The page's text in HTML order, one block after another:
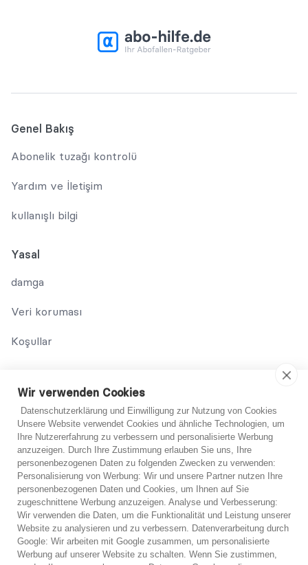
Emin değil?
Emin değilseniz uzmanlarımızdan birinden ücretsiz
telefon danışmanlığı alabilirsiniz.
Genel Bakış
Abonelik tuzağı kontrolü
Yardım ve İletişim
kullanışlı bilgi
Yasal
damga
Veri koruması
Koşullar
02131 708 42 70
support@abo-hilfe.de
© 2021 abo-hilfe.de
*Not: abo-hilfe.de bilgilendirici bir web sitesi olarak hizmet
vermektedir. Tüketici, tüketicinin korunması konusunda bilgi ve
ipuçları ve püf noktaları alır. Bilgi tüketiciye iletilebilir ve anket
Wir verwenden Cookies
Datenschutzerklärung und Einwilligung zur Nutzung von Cookies
Unsere Website verwendet Cookies und ähnliche Technologien, um
Ihre Nutzererfahrung zu verbessern und personalisierte Werbung
anzuzeigen. Durch Ihre Zustimmung erlauben Sie uns, Ihre
personenbezogenen Daten zu folgenden Zwecken zu verwenden:
Personalisierung von Werbung: Wir und unsere Partner nutzen Ihre
personenbezogenen Daten und Cookies, um Ihnen auf Sie
zugeschnittene Werbung anzuzeigen. Analyse und Verbesserung:
Wir verwenden die Daten, um die Funktionalität und Leistung unserer
Website zu analysieren und zu verbessern. Datenverarbeitung durch
Google: Wir arbeiten mit Google zusammen, um personalisierte
Werbung auf unserer Website zu schalten. Wenn Sie zustimmen,